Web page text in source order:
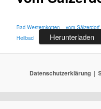
Bad Westernkotten – vom Sälzerdorf
Heilbad
Herunterladen
Datenschutzerklärung